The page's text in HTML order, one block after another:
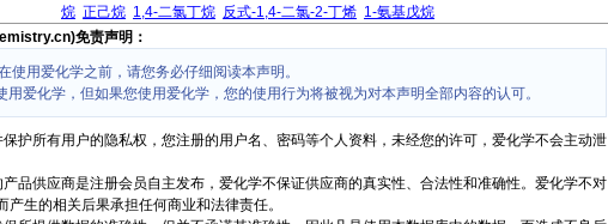
烷 正己烷 1,4-二氯丁烷 反式-1,4-二氯-2-丁烯 1-氨基戊烷
免责声明：
使用爱化学之前，请您务必仔细阅读本声明。
用爱化学，但如果您使用爱化学，您的使用行为将被视为对本声明全部内容的认可。
护所有用户的隐私权，您注册的用户名、密码等个人资料，未经您的许可，爱化学不会主动泄
品供应商是注册会员自主发布，爱化学不保证供应商的真实性、合法性和准确性。爱化学不对
产生的相关后果承担任何商业和法律责任。